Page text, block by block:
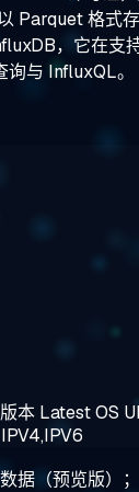
Parquet 格式
，它在支
与 InfluxQL。
版本 LatestOS
IPV4,IPV6
据（预览版）